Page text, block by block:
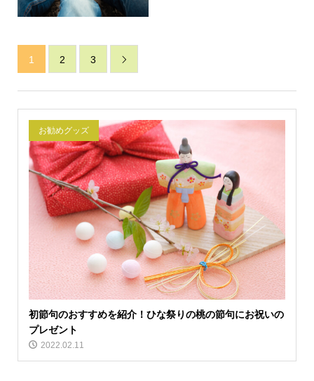
1 2 3 
お勧めグッズ
初節句のおすすめを紹介！ひな祭りの桃の節句にお祝いの
プレゼント
2022.02.11